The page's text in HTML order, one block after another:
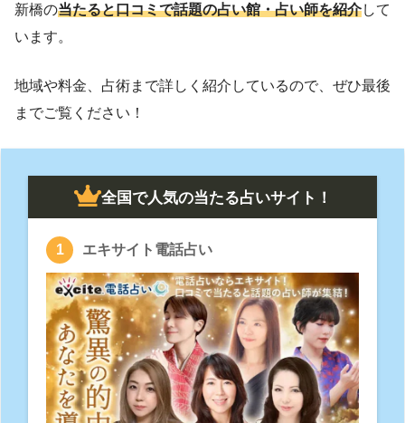
新橋の当たると口コミで話題の占い館・占い師を紹介して
います。
地域や料金、占術まで詳しく紹介しているので、ぜひ最後
までご覧ください！
全国で人気の当たる占いサイト！
エキサイト電話占い